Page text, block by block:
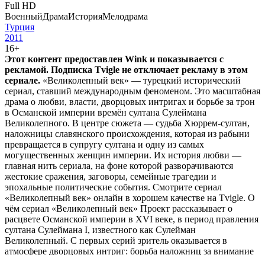
Full HD
ВоенныйДрамаИсторияМелодрама
Турция
2011
16+
Этот контент предоставлен Wink и показывается с
рекламой. Подписка Tvigle не отключает рекламу в этом
сериале. «Великолепный век» — турецкий исторический
сериал, ставший международным феноменом. Это масштабная
драма о любви, власти, дворцовых интригах и борьбе за трон
в Османской империи времён султана Сулеймана
Великолепного. В центре сюжета — судьба Хюррем-султан,
наложницы славянского происхождения, которая из рабыни
превращается в супругу султана и одну из самых
могущественных женщин империи. Их история любви —
главная нить сериала, на фоне которой разворачиваются
жестокие сражения, заговоры, семейные трагедии и
эпохальные политические события. Смотрите сериал
«Великолепный век» онлайн в хорошем качестве на Tvigle. О
чём сериал «Великолепный век» Проект рассказывает о
расцвете Османской империи в XVI веке, в период правления
султана Сулеймана I, известного как Сулейман
Великолепный. С первых серий зритель оказывается в
атмосфере дворцовых интриг: борьба наложниц за внимание